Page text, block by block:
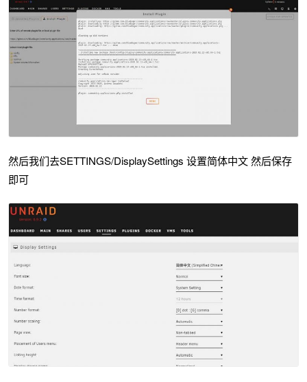
然后我们去SETTINGS/DisplaySettings 设置简体中文 然后保存
即可